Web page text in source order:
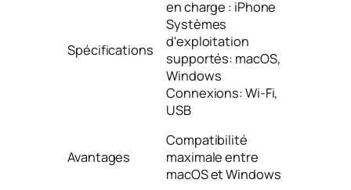
Spécifications
en charge : iPhone
Systèmes
d'exploitation
supportés: macOS,
Windows
Connexions: Wi-Fi,
USB
Avantages
Compatibilité
maximale entre
macOS et Windows